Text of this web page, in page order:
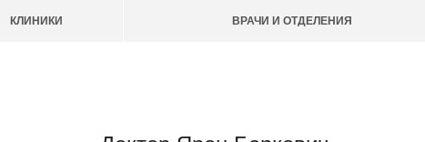
КЛИНИКИ ВРАЧИ И ОТДЕЛЕНИЯ